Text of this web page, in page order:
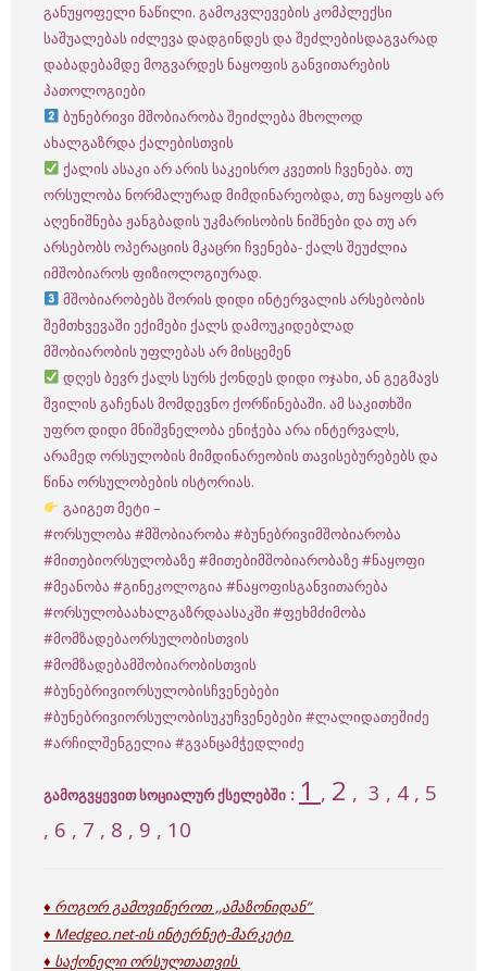
განუყოფელი ნაწილი. გამოკვლევების კომპლექსი
საშუალებას იძლევა დადგინდეს და შეძლებისდაგვარად
დაბადებამდე მოგვარდეს ნაყოფის განვითარების
პათოლოგიები
ბუნებრივი მშობიარობა შეიძლება მხოლოდ
ახალგაზრდა ქალებისთვის
ქალის ასაკი არ არის საკეისრო კვეთის ჩვენება. თუ
ორსულობა ნორმალურად მიმდინარეობდა, თუ ნაყოფს არ
აღენიშნება ჟანგბადის უკმარისობის ნიშნები და თუ არ
არსებობს ოპერაციის მკაცრი ჩვენება- ქალს შეუძლია
იმშობიაროს ფიზიოლოგიურად.
მშობიარობებს შორის დიდი ინტერვალის არსებობის
შემთხვევაში ექიმები ქალს დამოუკიდებლად
მშობიარობის უფლებას არ მისცემენ
დღეს ბევრ ქალს სურს ქონდეს დიდი ოჯახი, ან გეგმავს
შვილის გაჩენას მომდევნო ქორწინებაში. ამ საკითხში
უფრო დიდი მნიშვნელობა ენიჭება არა ინტერვალს,
არამედ ორსულობის მიმდინარეობის თავისებურებებს და
წინა ორსულობების ისტორიას.
გაიგეთ მეტი –
#ორსულობა #მშობიარობა #ბუნებრივიმშობიარობა
#მითებიორსულობაზე #მითებიმშობიარობაზე #ნაყოფი
#მეანობა #გინეკოლოგია #ნაყოფისგანვითარება
#ორსულობაახალგაზრდაასაკში #ფეხმძიმობა
#მომზადებაორსულობისთვის
#მომზადებამშობიარობისთვის
#ბუნებრივიორსულობისჩვენებები
#ბუნებრივიორსულობისუკუჩვენებები #ლალიდათეშიძე
#არჩილშენგელია #გვანცამჭედლიძე
გამოგვყევით სოციალურ ქსელებში : 1 , 2 , 3 , 4 , 5
, 6 , 7 , 8 , 9 , 10
♦ როგორ გამოვიწეროთ ,,ამაზონიდან”
♦ Medgeo.net-ის ინტერნეტ-მარკეტი
♦ საქონელი ორსულთათვის